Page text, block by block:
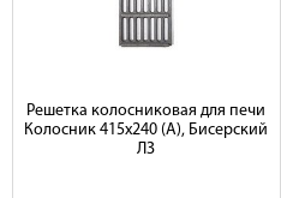
Решетка колосниковая для печи
Колосник 415х240 (А), Бисерский
ЛЗ